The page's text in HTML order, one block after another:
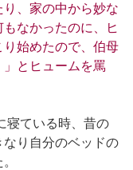
、家の中から妙な
なかったのに、ヒ
り始めたので、伯母
とヒュームを罵
寝ている時、昔の
り自分のベッドの